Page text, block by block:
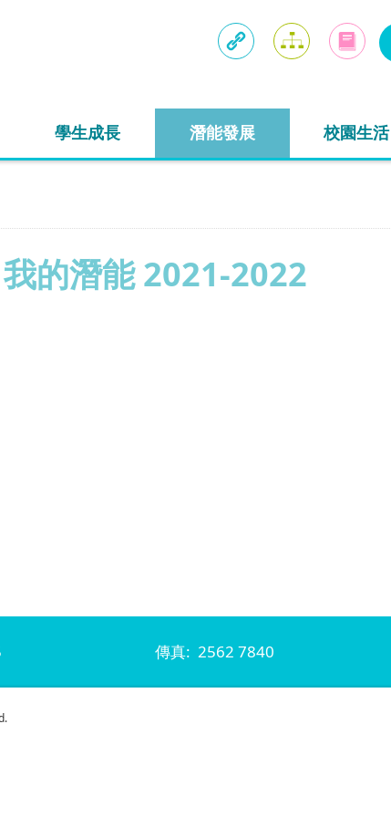
連結 入學申請
學生成長 潛能發展 校園生活
我的潛能 2021-2022
傳真: 2562 7840